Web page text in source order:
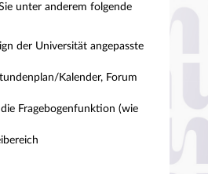
unter anderem folgende
der Universität angepasste
Kalender, Forum
Fragebogenfunktion (wie